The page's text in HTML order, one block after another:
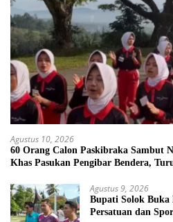
Agustus 10, 2026
60 Orang Calon Paskibraka Sambut
Khas Pasukan Pengibar Bendera,
Agustus 9, 2026
Bupati Solok Buka
Persatuan dan